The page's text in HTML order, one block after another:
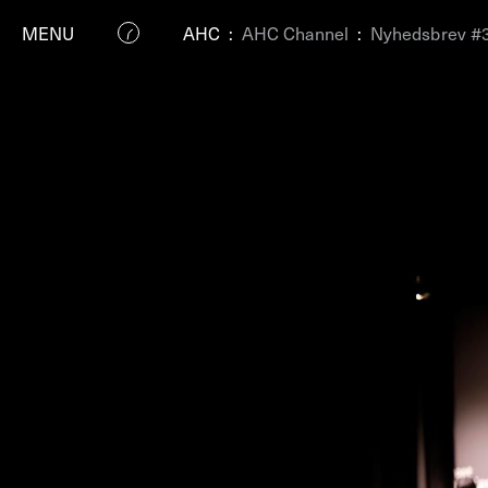
MENU AHC : AHC Channel : Nyhedsbrev